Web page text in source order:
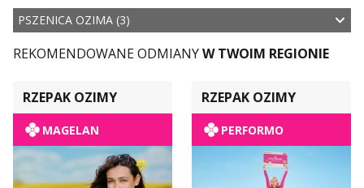
PSZENICA OZIMA (3)
REKOMENDOWANE ODMIANYW TWOIM REGIONIE
RZEPAK OZIMY
MAGELAN
RZEPAK OZIMY
PERFORMO